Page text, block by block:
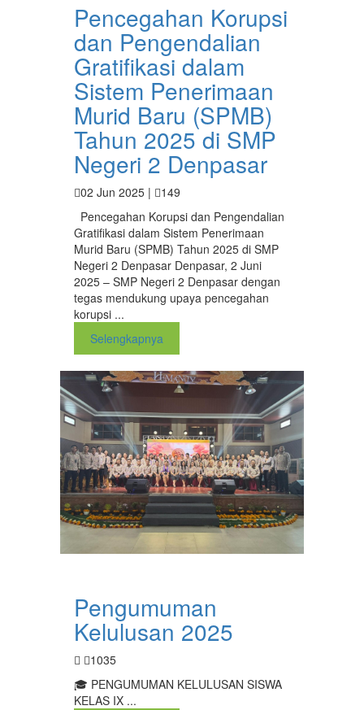
Pencegahan Korupsi
dan Pengendalian
Gratifikasi dalam
Sistem Penerimaan
Murid Baru (SPMB)
Tahun 2025 di SMP
Negeri 2 Denpasar
02 Jun 2025 |
149
Pencegahan Korupsi dan Pengendalian
Gratifikasi dalam Sistem Penerimaan
Murid Baru (SPMB) Tahun 2025 di SMP
Negeri 2 Denpasar Denpasar, 2 Juni
2025 – SMP Negeri 2 Denpasar dengan
tegas mendukung upaya pencegahan
korupsi ...
Selengkapnya
Pengumuman
Kelulusan 2025
1035
🎓 PENGUMUMAN KELULUSAN SISWA
KELAS IX ...